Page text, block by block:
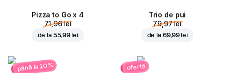
Pizza to Go x 4
71,96 lei
de la 55,99 lei
Trio de pui
79,97 lei
de la 69,99 lei
până la 10% ofertă